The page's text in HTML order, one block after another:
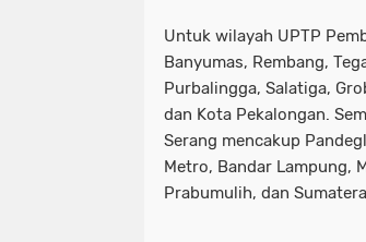
Untuk wilayah UPTP
Banyumas, Rembang,
Purbalingga, Salatiga,
dan Kota Pekalongan.
Serang mencakup
Metro, Bandar Lampung,
Prabumulih, dan